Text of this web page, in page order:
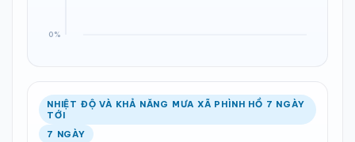
NHIỆT ĐỘ VÀ KHẢ NĂNG MƯA XÃ PHÌNH HỒ 7 NGÀY
TỚI
7 NGÀY